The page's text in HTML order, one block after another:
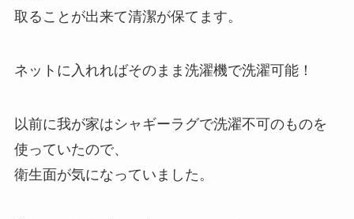
取ることが出来て清潔が保てます。
ネットに入れればそのまま洗濯機で洗濯可能！
以前に我が家はシャギーラグで洗濯不可のものを
使っていたので、
衛生面が気になっていました。